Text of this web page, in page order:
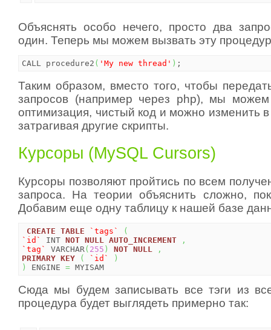
Объяснять особо нечего, просто два
один. Теперь мы можем вызвать эту
CALL procedure2 ( 'My new thread' ) ;
Таким образом, вместо того, чтобы
запросов (например через php), мы
оптимизация, чистый код и можно изменить
затрагивая другие скрипты.
Курсоры (MySQL Cursors)
Курсоры позволяют пройтись по всем
запроса. На теории объяснить сложно,
Добавим еще одну таблицу к нашей базе
CREATE TABLE `tags`
(
`id`
INT NOT NULL AUTO_INCREMENT
,
`tag`
VARCHAR ( 255 ) NOT NULL
,
PRIMARY KEY ( `id`
)
)
ENGINE = MYISAM
Сюда мы будем записывать все тэги из
процедура будет выглядеть примерно так: